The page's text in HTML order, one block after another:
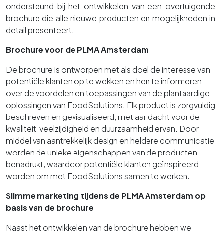
ondersteund bij het ontwikkelen van een overtuigende
brochure die alle nieuwe producten en mogelijkheden in
detail presenteert.
Brochure voor de PLMA Amsterdam
De brochure is ontworpen met als doel de interesse van
potentiële klanten op te wekken en hen te informeren
over de voordelen en toepassingen van de plantaardige
oplossingen van FoodSolutions. Elk product is zorgvuldig
beschreven en gevisualiseerd, met aandacht voor de
kwaliteit, veelzijdigheid en duurzaamheid ervan. Door
middel van aantrekkelijk design en heldere communicatie
worden de unieke eigenschappen van de producten
benadrukt, waardoor potentiële klanten geïnspireerd
worden om met FoodSolutions samen te werken.
Slimme marketing tijdens de PLMA Amsterdam op
basis van de brochure
Naast het ontwikkelen van de brochure hebben we